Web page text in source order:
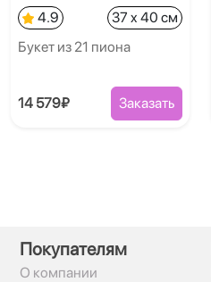
4.9
37 x 40 см
Букет из 21 пиона
14 579₽ Заказать
Покупателям
О компании